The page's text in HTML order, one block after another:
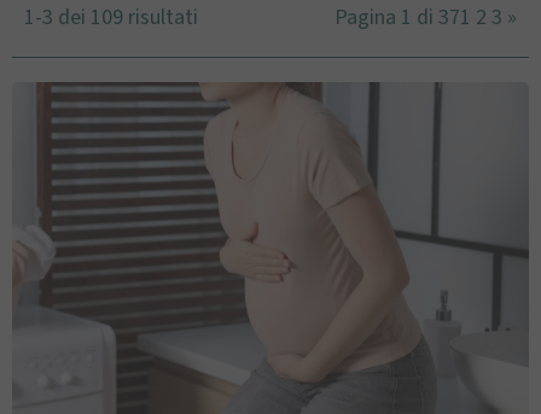
1-3 dei 109 risultati Pagina 1 di 371 2 3 »